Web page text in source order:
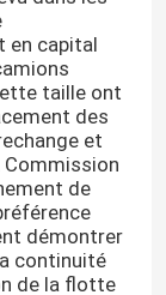
en capital
taille ont
des
et
Commission
de
démontrer
continuité
de la flotte